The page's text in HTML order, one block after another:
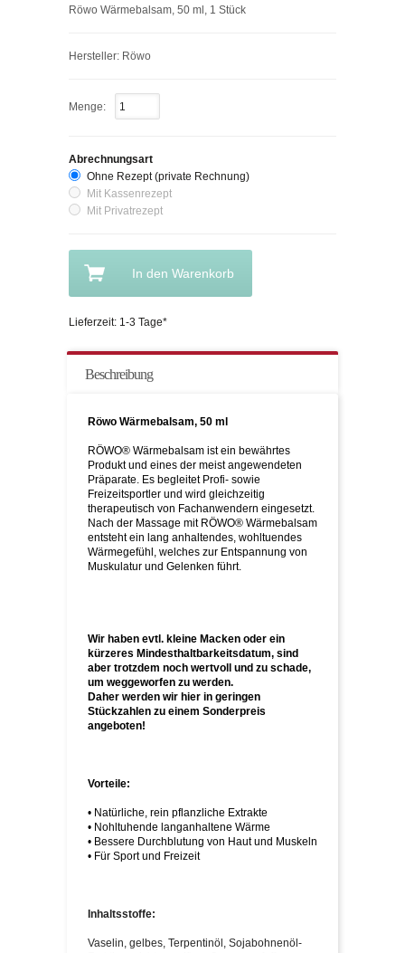
Röwo Wärmebalsam, 50 ml, 1 Stück
Hersteller: Röwo
Menge:
Abrechnungsart
Ohne Rezept (private Rechnung)
Mit Kassenrezept
Mit Privatrezept
In den Warenkorb
Lieferzeit: 1-3 Tage*
Beschreibung
Röwo Wärmebalsam, 50 ml
RÖWO® Wärmebalsam ist ein bewährtes
Produkt und eines der meist angewendeten
Präparate. Es begleitet Profi- sowie
Freizeitsportler und wird gleichzeitig
therapeutisch von Fachanwendern eingesetzt.
Nach der Massage mit RÖWO® Wärmebalsam
entsteht ein lang anhaltendes, wohltuendes
Wärmegefühl, welches zur Entspannung von
Muskulatur und Gelenken führt.
Wir haben evtl. kleine Macken oder ein
kürzeres Mindesthaltbarkeitsdatum, sind
aber trotzdem noch wertvoll und zu schade,
um weggeworfen zu werden.
Daher werden wir hier in geringen
Stückzahlen zu einem Sonderpreis
angeboten!
Vorteile:
• Natürliche, rein pflanzliche Extrakte
• Nohltuhende langanhaltene Wärme
• Bessere Durchblutung von Haut und Muskeln
• Für Sport und Freizeit
Inhaltsstoffe:
Vaselin, gelbes, Terpentinöl, Sojabohnenöl-